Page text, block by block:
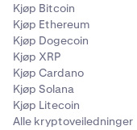
Kjøp Bitcoin
Kjøp Ethereum
Kjøp Dogecoin
Kjøp XRP
Kjøp Cardano
Kjøp Solana
Kjøp Litecoin
Alle kryptoveiledninger